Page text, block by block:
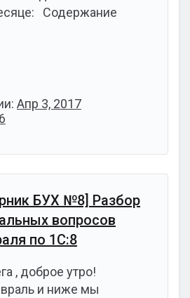
Содержание
Апр 3, 2017
БУХ №8] Разбор
вопросов
по 1С:8
, доброе утро!
и ниже мы